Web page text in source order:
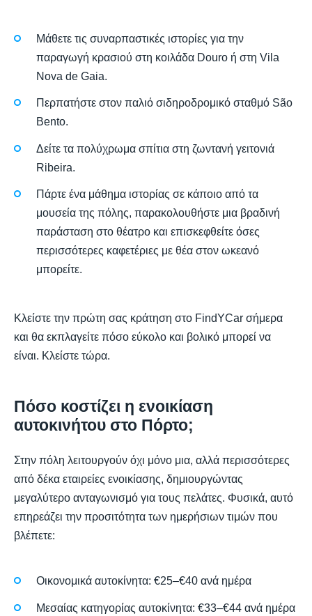
Μάθετε τις συναρπαστικές ιστορίες για την
παραγωγή κρασιού στη κοιλάδα Douro ή στη Vila
Nova de Gaia.
Περπατήστε στον παλιό σιδηροδρομικό σταθμό São
Bento.
Δείτε τα πολύχρωμα σπίτια στη ζωντανή γειτονιά
Ribeira.
Πάρτε ένα μάθημα ιστορίας σε κάποιο από τα
μουσεία της πόλης, παρακολουθήστε μια βραδινή
παράσταση στο θέατρο και επισκεφθείτε όσες
περισσότερες καφετέριες με θέα στον ωκεανό
μπορείτε.
Κλείστε την πρώτη σας κράτηση στο FindYCar σήμερα
και θα εκπλαγείτε πόσο εύκολο και βολικό μπορεί να
είναι. Κλείστε τώρα.
Πόσο κοστίζει η ενοικίαση
αυτοκινήτου στο Πόρτο;
Στην πόλη λειτουργούν όχι μόνο μια, αλλά περισσότερες
από δέκα εταιρείες ενοικίασης, δημιουργώντας
μεγαλύτερο ανταγωνισμό για τους πελάτες. Φυσικά, αυτό
επηρεάζει την προσιτότητα των ημερήσιων τιμών που
βλέπετε:
Οικονομικά αυτοκίνητα: €25–€40 ανά ημέρα
Μεσαίας κατηγορίας αυτοκίνητα: €33–€44 ανά ημέρα